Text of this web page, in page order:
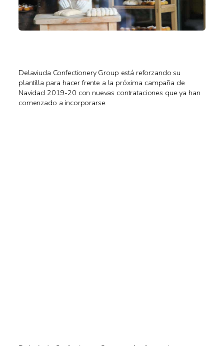
Delaviuda Confectionery Group está reforzando su
plantilla para hacer frente a la próxima campaña de
Navidad 2019-20 con nuevas contrataciones que ya han
comenzado a incorporarse